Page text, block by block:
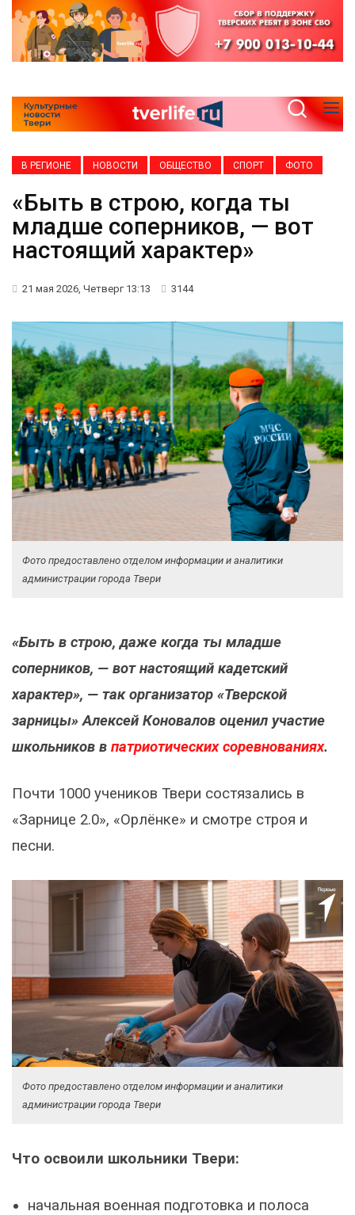
В РЕГИОНЕ НОВОСТИ ОБЩЕСТВО СПОРТ ФОТО
«Быть в строю, когда ты
младше соперников, — вот
настоящий характер»
21 мая 2026, Четверг 13:13 3144
Фото предоставлено отделом информации и аналитики
администрации города Твери
«Быть в строю, даже когда ты младше
соперников, — вот настоящий кадетский
характер», — так организатор «Тверской
зарницы» Алексей Коновалов оценил участие
школьников в патриотических соревнованиях.
Почти 1000 учеников Твери состязались в
«Зарнице 2.0», «Орлёнке» и смотре строя и
песни.
Фото предоставлено отделом информации и аналитики
администрации города Твери
Что освоили школьники Твери:
начальная военная подготовка и полоса